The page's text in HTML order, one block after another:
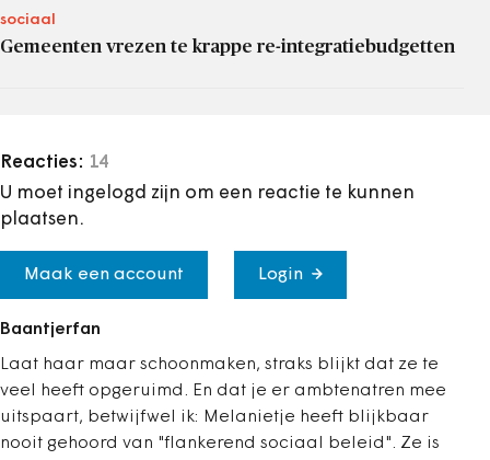
sociaal
Gemeenten vrezen te krappe re-integratiebudgetten
Reacties: 14
U moet ingelogd zijn om een reactie te kunnen
plaatsen.
Maak een account Login
Baantjerfan
Laat haar maar schoonmaken, straks blijkt dat ze te
veel heeft opgeruimd. En dat je er ambtenatren mee
uitspaart, betwijfwel ik: Melanietje heeft blijkbaar
nooit gehoord van "flankerend sociaal beleid". Ze is